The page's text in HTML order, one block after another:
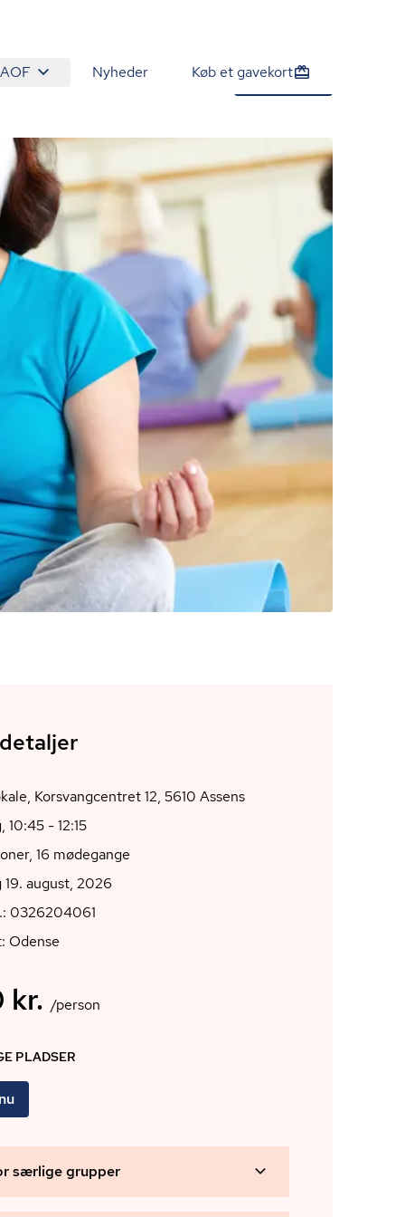
Nyheder Køb et gavekort
1.800 kr. /person Tilmeld nu
C&M lokale, Korsvangcentret 12, 5610 Assens
10:45 - 12:15
16 mødegange
19. august, 2026
0326204061
Odense
kr. /person
PLADSER
særlige grupper